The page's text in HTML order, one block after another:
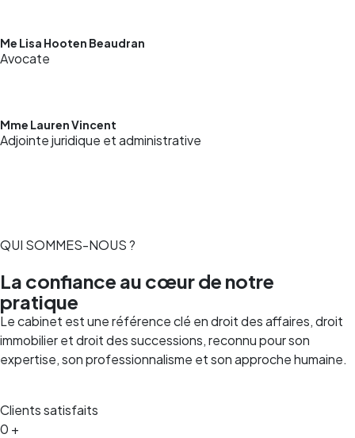
Me Lisa Hooten Beaudran
Avocate
Mme Lauren Vincent
Adjointe juridique et administrative
QUI SOMMES-NOUS ?
La confiance au cœur de notre
pratique
Le cabinet est une référence clé en droit des affaires, droit
immobilier et droit des successions, reconnu pour son
expertise, son professionnalisme et son approche humaine.
Clients satisfaits​
0 +